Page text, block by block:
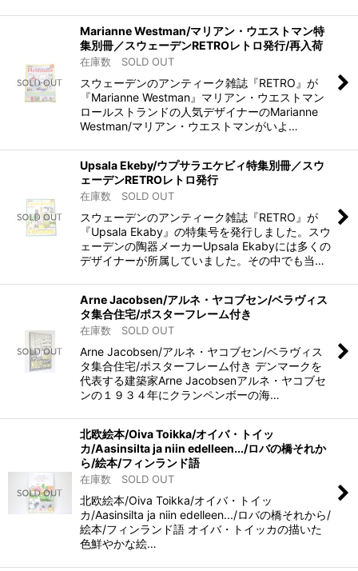
Marianne Westman/マリアン・ウエストマン特
集別冊／スウェーデンRETROレトロ発行/再入荷
在庫数 SOLD OUT
スウェーデンのアンティーク雑誌『RETRO』が
『Marianne Westman』マリアン・ウエストマン
ロールストランドの人気デザイナーのMarianne
Westman/マリアン・ウエストマンがいよ…
Upsala Ekeby/ウプサラエケビィ特集別冊／スウ
ェーデンRETROレトロ発行
在庫数 SOLD OUT
スウェーデンのアンティーク雑誌『RETRO』が
『Upsala Ekaby』の特集号を発行しました。スウ
ェーデンの陶器メーカーUpsala Ekabyには多くの
デザイナーが所属していました。その中でも当…
Arne Jacobsen/アルネ・ヤコブセン/ベラヴィス
タ集合住宅/ポスターフレーム付き
在庫数 SOLD OUT
Arne Jacobsen/アルネ・ヤコブセン/ベラヴィス
タ集合住宅/ポスターフレーム付き デンマークを
代表する建築家Arne Jacobsenアルネ・ヤコブセ
ンの１９３４年にクランペンボーの海…
北欧絵本/Oiva Toikka/オイバ・トイッ
カ/Aasinsilta ja niin edelleen.../ロバの橋それか
ら/絵本/フィンランド語
在庫数 SOLD OUT
北欧絵本/Oiva Toikka/オイバ・トイッ
カ/Aasinsilta ja niin edelleen.../ロバの橋それから/
絵本/フィンランド語 オイバ・トイッカの描いた
色鮮やかな絵…